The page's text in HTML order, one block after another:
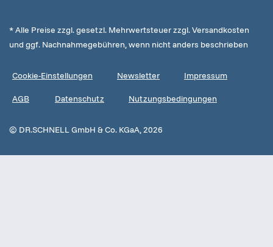
* Alle Preise zzgl. gesetzl. Mehrwertsteuer zzgl. Versandkosten
und ggf. Nachnahmegebühren, wenn nicht anders beschrieben
Cookie-Einstellungen Newsletter Impressum
AGB Datenschutz Nutzungsbedingungen
© DR.SCHNELL GmbH & Co. KGaA, 2026